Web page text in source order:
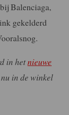
Balenciaga,
gekelderd
in hetnieuwe
in de winkel